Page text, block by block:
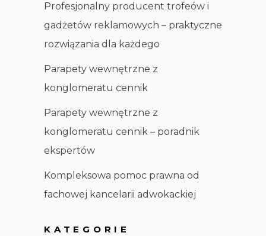
Profesjonalny producent trofeów i
gadżetów reklamowych – praktyczne
rozwiązania dla każdego
Parapety wewnętrzne z
konglomeratu cennik
Parapety wewnętrzne z
konglomeratu cennik – poradnik
ekspertów
Kompleksowa pomoc prawna od
fachowej kancelarii adwokackiej
KATEGORIE